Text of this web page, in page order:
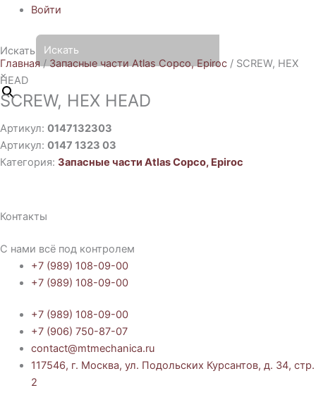
Войти
Искать
×
Главная / Запасные части Atlas Copco, Epiroc / SCREW, HEX
HEAD
SCREW, HEX HEAD
Артикул: 0147132303
Артикул: 0147 1323 03
Категория: Запасные части Atlas Copco, Epiroc
Контакты
С нами всё под контролем
+7 (989) 108-09-00
+7 (989) 108-09-00
+7 (989) 108-09-00
+7 (906) 750-87-07
contact@mtmechanica.ru
117546, г. Москва, ул. Подольских Курсантов, д. 34, стр.
2